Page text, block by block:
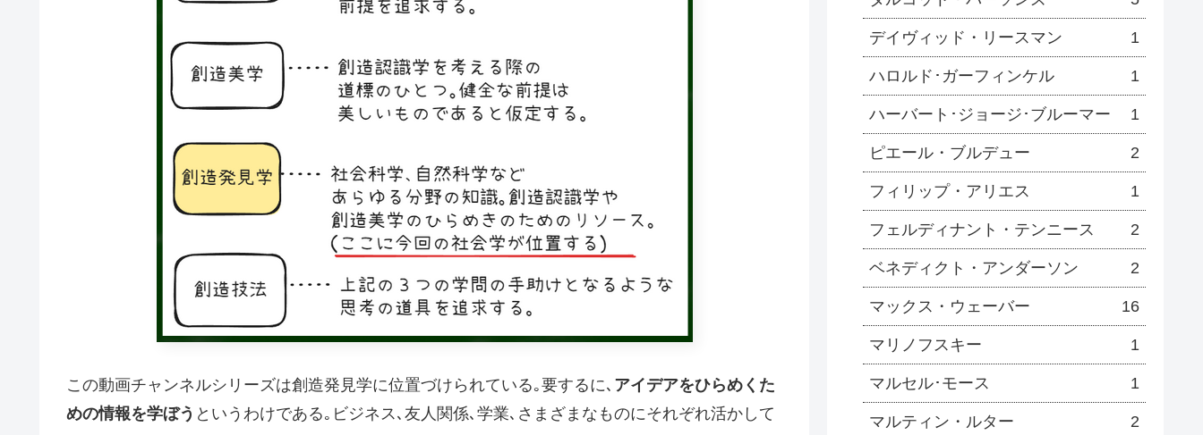
この動画チャンネルシリーズは創造発見学に位置づけられている｡要するに､ アイデアをひらめくた
めの情報を学ぼう というわけである｡ビジネス､友人関係､学業､さまざまなものにそれぞれ活かして
デイヴィッド・リースマン 1
ハロルド･ガーフィンケル 1
ハーバート･ジョージ･ブルーマー 1
ピエール・ブルデュー 2
フィリップ・アリエス 1
フェルディナント・テンニース 2
ベネディクト・アンダーソン 2
マックス・ウェーバー 16
マリノフスキー 1
マルセル･モース 1
マルティン・ルター 2